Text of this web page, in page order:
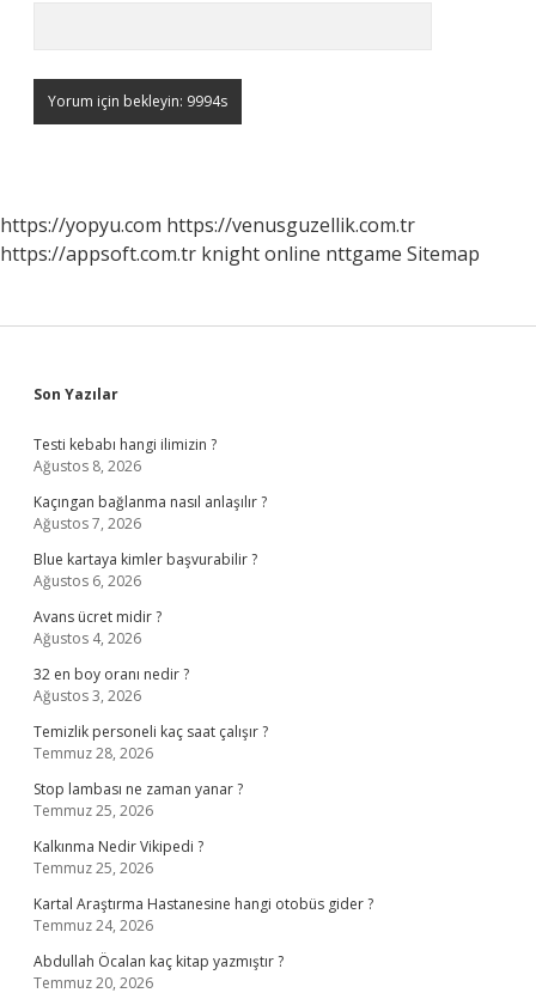
https://yopyu.com https://venusguzellik.com.tr
https://appsoft.com.tr knight online nttgame Sitemap
Sidebar
Son Yazılar
Testi kebabı hangi ilimizin ?
Ağustos 8, 2026
Kaçıngan bağlanma nasıl anlaşılır ?
Ağustos 7, 2026
Blue kartaya kimler başvurabilir ?
Ağustos 6, 2026
Avans ücret midir ?
Ağustos 4, 2026
32 en boy oranı nedir ?
Ağustos 3, 2026
Temizlik personeli kaç saat çalışır ?
Temmuz 28, 2026
Stop lambası ne zaman yanar ?
Temmuz 25, 2026
Kalkınma Nedir Vikipedi ?
Temmuz 25, 2026
Kartal Araştırma Hastanesine hangi otobüs gider ?
Temmuz 24, 2026
Abdullah Öcalan kaç kitap yazmıştır ?
Temmuz 20, 2026